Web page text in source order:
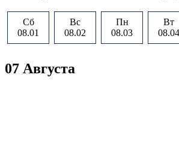
Сб
08.01
Вс
08.02
Пн
08.03
Вт
08.04
07 Августа